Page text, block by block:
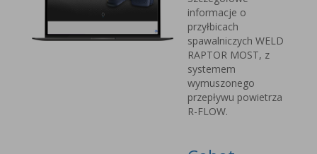
informacje o
przyłbicach
spawalniczych WELD
RAPTOR MOST, z
systemem
wymuszonego
przepływu powietrza
R-FLOW.